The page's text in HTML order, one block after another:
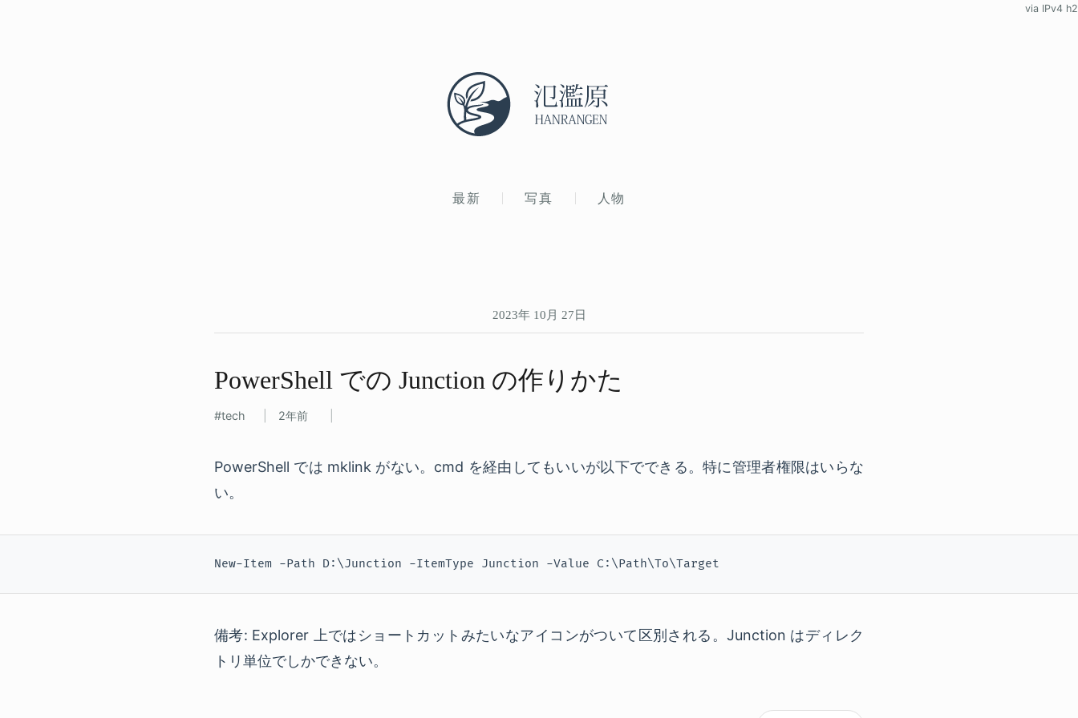
最新 写真 人物
via IPv4 h2
2023年 10月 27日
PowerShell での​ Junction の​作りかた
tech 2年前
PowerShell では mklink がない。cmd を経由してもいいが以下でできる。特に管理者権限はいらな
い。
New-Item -Path D:\Junction -ItemType Junction -Value C:\Path\To\Target
備考: Explorer 上ではショートカットみたいなアイコンがついて区別される。Junction はディレク
トリ単位でしかできない。